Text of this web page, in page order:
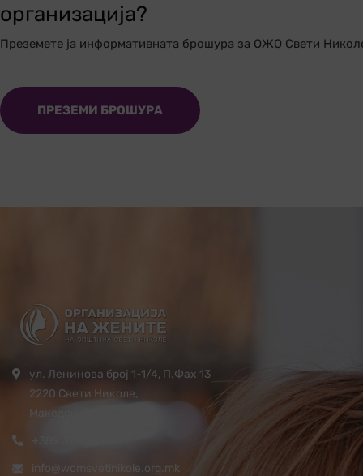
организација?
Преземете ја информативната брошура за ОЖО Свети
ПРЕЗЕМИ БРОШУРА
ул. Ленинова број 1-1/4, П.Фах 13
2220 Свети Николе,
Македонија
info@womsvetinikole.org.mk